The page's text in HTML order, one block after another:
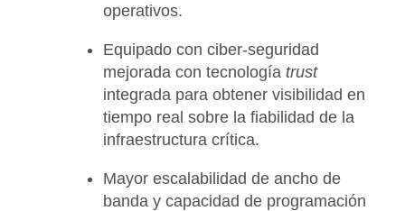
operativos.
Equipado con ciber-seguridad
mejorada con tecnología trust
integrada para obtener visibilidad en
tiempo real sobre la fiabilidad de la
infraestructura crítica.
Mayor escalabilidad de ancho de
banda y capacidad de programación